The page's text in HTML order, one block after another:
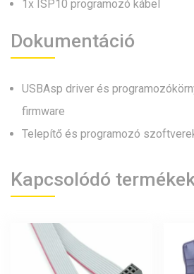
1x ISP10 programozó kábel
Dokumentáció
USBAsp driver és
firmware
Telepítő és programozó
Kapcsolódó